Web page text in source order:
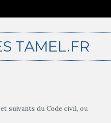
TAMEL.FR
suivants du Code civil, ou